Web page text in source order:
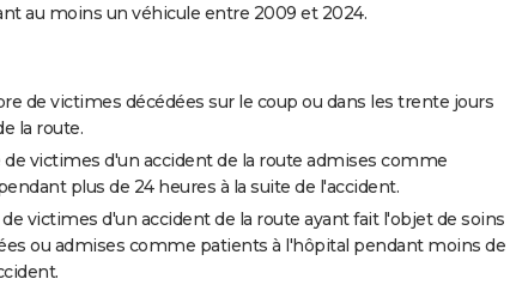
au moins un véhicule entre 2009 et 2024.
de victimes décédées sur le coup ou dans les trente jours
la route.
victimes d'un accident de la route admises comme
plus de 24 heures à la suite de l'accident.
victimes d'un accident de la route ayant fait l'objet de soins
ou admises comme patients à l'hôpital pendant moins de